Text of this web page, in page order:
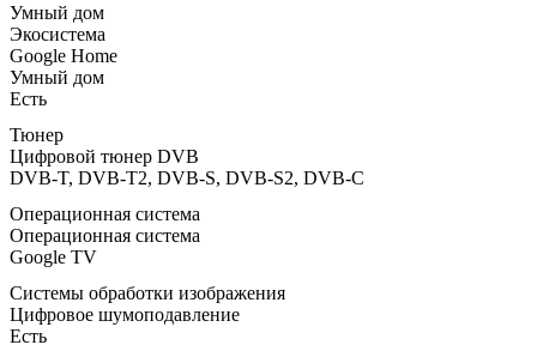
Умный дом
Экосистема
Google Home
Умный дом
Есть
Тюнер
Цифровой тюнер DVB
DVB-T, DVB-T2, DVB-S, DVB-S2, DVB-C
Операционная система
Операционная система
Google TV
Системы обработки изображения
Цифровое шумоподавление
Есть